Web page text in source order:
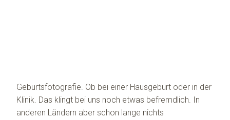
Geburtsfotografie. Ob bei einer Hausgeburt oder in der
Klinik. Das klingt bei uns noch etwas befremdlich. In
anderen Ländern aber schon lange nichts